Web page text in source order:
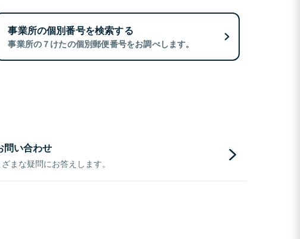
事業所の個別番号を検索する
事業所の７けたの個別郵便番号をお調べします。
問い合わせ
まな疑問にお答えします。